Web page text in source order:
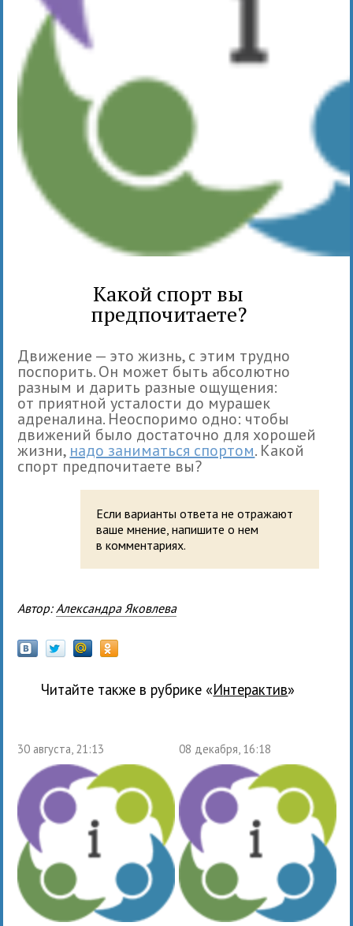
Какой спорт вы
предпочитаете?
Движение — это жизнь, с этим трудно
поспорить. Он может быть абсолютно
разным и дарить разные ощущения:
от приятной усталости до мурашек
адреналина. Неоспоримо одно: чтобы
движений было достаточно для хорошей
жизни, надо заниматься спортом. Какой
спорт предпочитаете вы?
Если варианты ответа не отражают
ваше мнение, напишите о нем
в комментариях.
Автор: Александра Яковлева
Читайте также в рубрике « Интерактив»
30 августа, 21:13 08 декабря, 16:18